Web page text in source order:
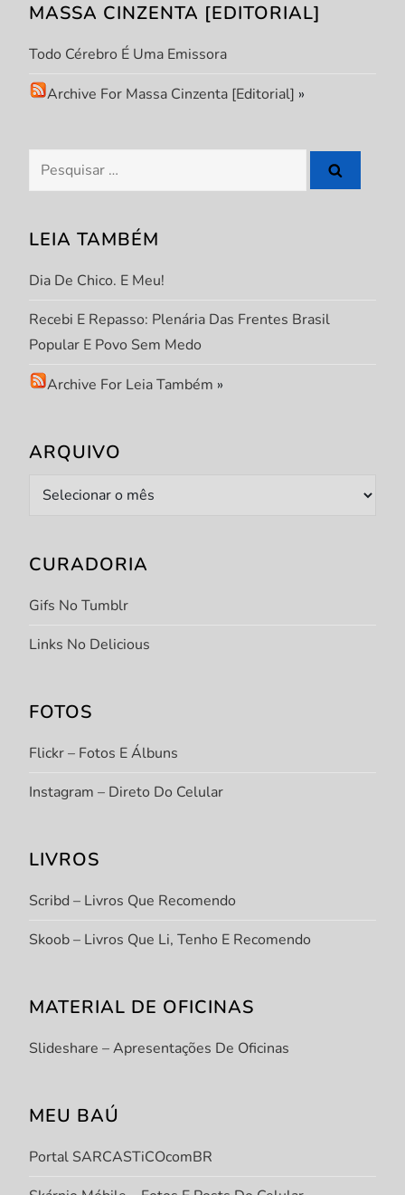
d
e
P
o
s
t
MASSA CINZENTA [EDITORIAL]
Todo Cérebro É Uma Emissora
Archive For Massa Cinzenta [Editorial] »
Pesquisar
por:
LEIA TAMBÉM
Dia De Chico. E Meu!
Recebi E Repasso: Plenária Das Frentes Brasil
Popular E Povo Sem Medo
Archive For Leia Também »
ARQUIVO
Arquivo
CURADORIA
Gifs No Tumblr
Links No Delicious
FOTOS
Flickr – Fotos E Álbuns
Instagram – Direto Do Celular
LIVROS
Scribd – Livros Que Recomendo
Skoob – Livros Que Li, Tenho E Recomendo
MATERIAL DE OFICINAS
Slideshare – Apresentações De Oficinas
MEU BAÚ
Portal SARCASTiCOcomBR